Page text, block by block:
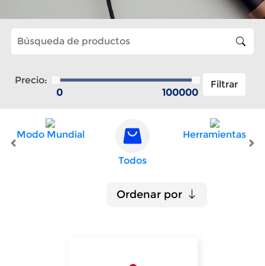
Precio:
Modo Mundial
Todos
Herramientas
Ordenar por